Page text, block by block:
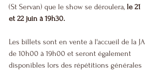
(St Servan) que le show se déroulera, le 21
et 22 juin à 19h30.
Les billets sont en vente à l'accueil de la JA
de 10h00 à 19h00 et seront également
disponibles lors des répétitions générales